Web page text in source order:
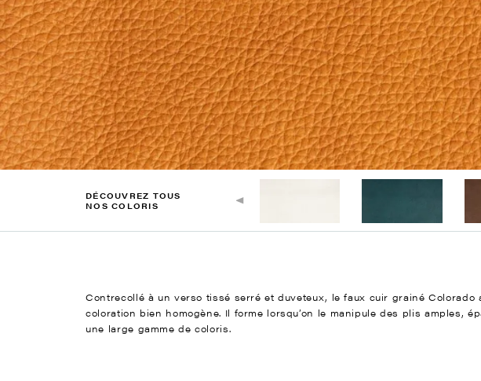
DÉCOUVREZ TOUS
NOS COLORIS
Contrecollé à un verso tissé serré et duveteux, le faux cuir grainé
coloration bien homogène. Il forme lorsqu’on le manipule des plis amples,
une large gamme de coloris.